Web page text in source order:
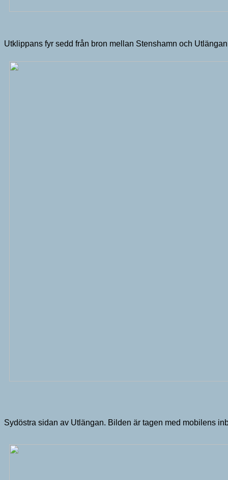
Utklippans fyr sedd från bron mellan Stenshamn och
Sydöstra sidan av Utlängan. Bilden är tagen med mobilens